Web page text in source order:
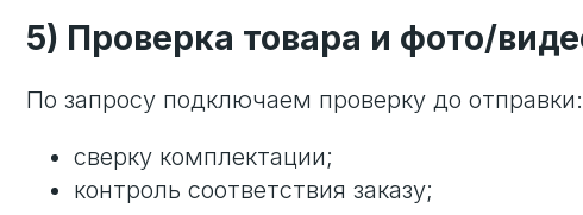
5) Проверка товара и фото/
По запросу подключаем проверку до отправки:
сверку комплектации;
контроль соответствия заказу;